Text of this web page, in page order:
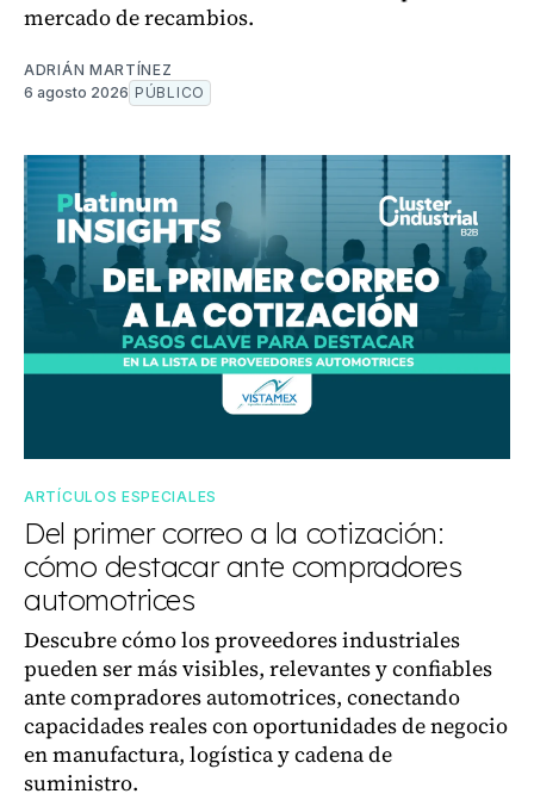
mercado de recambios.
ADRIÁN MARTÍNEZ
6 agosto 2026 PÚBLICO
ARTÍCULOS ESPECIALES
Del primer correo a la cotización:
cómo destacar ante compradores
automotrices
Descubre cómo los proveedores industriales
pueden ser más visibles, relevantes y confiables
ante compradores automotrices, conectando
capacidades reales con oportunidades de negocio
en manufactura, logística y cadena de
suministro.